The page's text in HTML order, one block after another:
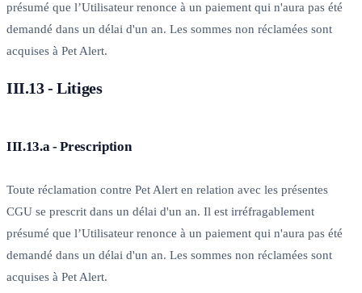
présumé que l’Utilisateur renonce à un paiement qui n'aura pas été
demandé dans un délai d'un an. Les sommes non réclamées sont
acquises à Pet Alert.
III.13 - Litiges
III.13.a - Prescription
Toute réclamation contre Pet Alert en relation avec les présentes
CGU se prescrit dans un délai d'un an. Il est irréfragablement
présumé que l’Utilisateur renonce à un paiement qui n'aura pas été
demandé dans un délai d'un an. Les sommes non réclamées sont
acquises à Pet Alert.